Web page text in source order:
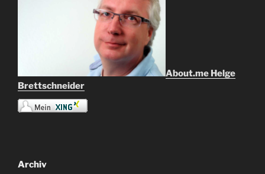
About.me Helge
Brettschneider
Archiv